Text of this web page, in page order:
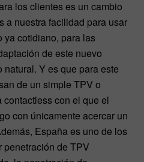
los clientes es un cambio
a nuestra facilidad para usar
ya cotidiano, para las
de este nuevo
Y es que para este
de un simple TPV o
contactless con el que el
con únicamente acercar un
España es uno de los
penetración de TPV